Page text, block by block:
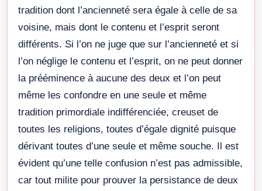
tradition dont l’ancienneté sera égale à celle de sa
voisine, mais dont le contenu et l’esprit seront
différents. Si l’on ne juge que sur l’ancienneté et si
l’on néglige le contenu et l’esprit, on ne peut donner
la prééminence à aucune des deux et l’on peut
même les confondre en une seule et même
tradition primordiale indifférenciée, creuset de
toutes les religions, toutes d’égale dignité puisque
dérivant toutes d’une seule et même souche. Il est
évident qu’une telle confusion n’est pas admissible,
car tout milite pour prouver la persistance de deux